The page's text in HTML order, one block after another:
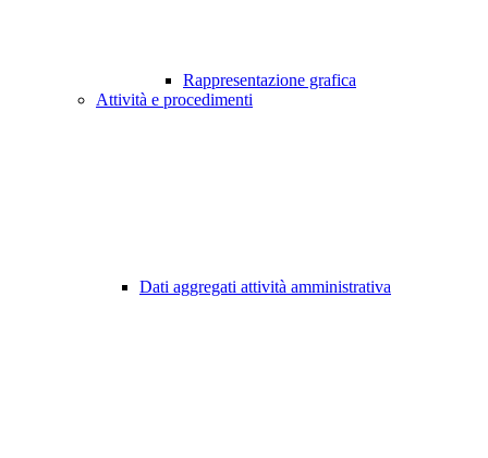
Rappresentazione grafica
Attività e procedimenti
Dati aggregati attività amministrativa